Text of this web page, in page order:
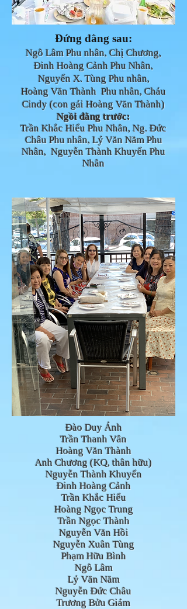
Đứng đằng sau:
Ngô Lâm Phu nhân,Chị Chương,
Đinh Hoàng Cảnh Phu Nhân,
Nguyển X. Tùng Phu nhân,
Hoàng Văn Thành Phu nhân, Cháu
Cindy (con gái Hoàng Văn Thành)
Ngồi đằng trước:
Trần Khắc Hiểu Phu Nhân, Ng. Đức
Châu Phu nhân,Lý Văn Năm Phu
Nhân, Nguyễn Thành Khuyến Phu
Nhân
Đào Duy Ánh
Trần Thanh Vân
Hoàng Văn Thành
Anh Chương (KQ, thân hữu)
Nguyễn Thành Khuyến
Đinh Hoàng Cảnh
Trần Khắc Hiểu
Hoàng Ngọc Trung
Trần Ngọc Thành
Nguyễn Văn Hồi
Nguyễn Xuân Tùng
Phạm Hữu Bình
Ngô Lâm
Lý Văn Năm
Nguyễn Đức Châu
Trương Bửu Giám